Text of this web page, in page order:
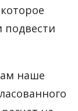
подвести
наше